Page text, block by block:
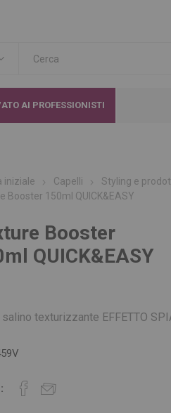
AI PROFESSIONISTI
iniziale Capelli
Styling e
Booster 150ml QUICK&EASY
Booster
QUICK&EASY
salino texturizzante EFFETTO